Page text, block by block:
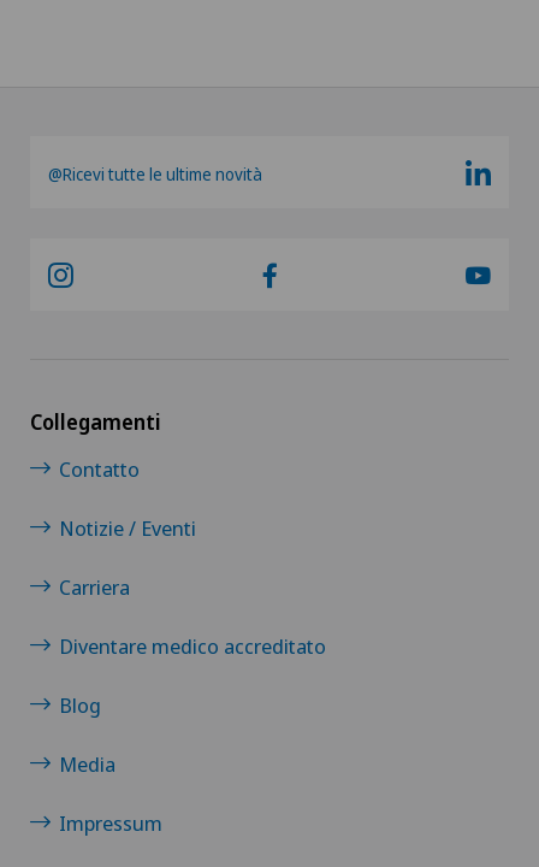
@Ricevi tutte le ultime novità
Collegamenti
Contatto
Notizie / Eventi
Carriera
Diventare medico accreditato
Blog
Media
Impressum